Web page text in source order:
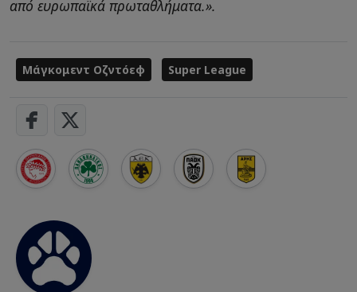
από ευρωπαϊκά πρωταθλήματα.».
Μάγκομεντ Οζντόεφ Super League